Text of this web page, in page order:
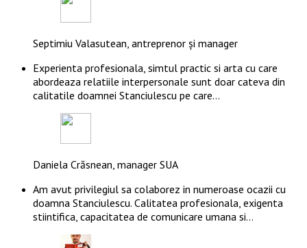
Septimiu Valasutean, antreprenor și manager
Experienta profesionala, simtul practic si arta cu care
abordeaza relatiile interpersonale sunt doar cateva din
calitatile doamnei Stanciulescu pe care…
Daniela Crăsnean, manager SUA
Am avut privilegiul sa colaborez in numeroase ocazii cu
doamna Stanciulescu. Calitatea profesionala, exigenta
stiintifica, capacitatea de comunicare umana si…